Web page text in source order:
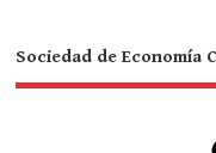
Sociedad de Economía